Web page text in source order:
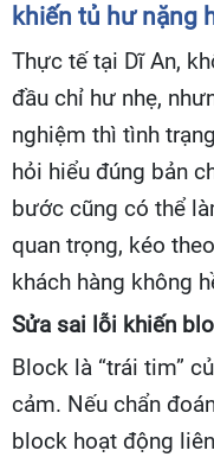
khiến tủ hư nặng
Thực tế tại Dĩ An,
đầu chỉ hư nhẹ,
nghiệm thì tình
hỏi hiểu đúng bản
bước cũng có thể
quan trọng, kéo
khách hàng không
Sửa sai lỗi khiến
Block là “trái tim”
cảm. Nếu chẩn
block hoạt động